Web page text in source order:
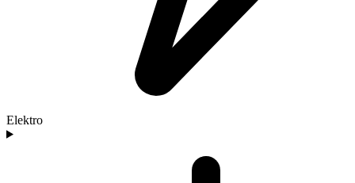
Elektro